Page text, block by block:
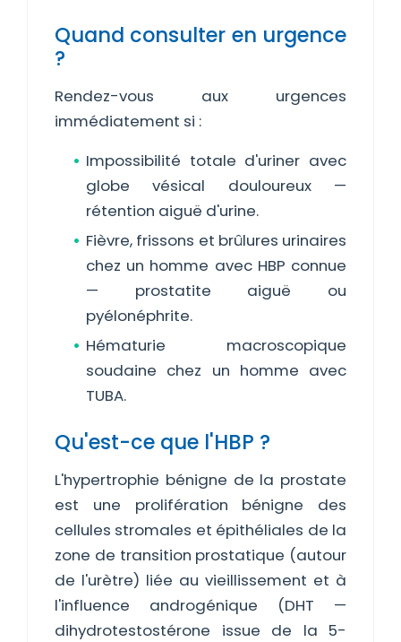
Quand consulter en urgence
?
Rendez-vous aux urgences
immédiatement si :
Impossibilité totale d'uriner avec
globe vésical douloureux —
rétention aiguë d'urine.
Fièvre, frissons et brûlures urinaires
chez un homme avec HBP connue
— prostatite aiguë ou
pyélonéphrite.
Hématurie macroscopique
soudaine chez un homme avec
TUBA.
Qu'est-ce que l'HBP ?
L'hypertrophie bénigne de la prostate
est une prolifération bénigne des
cellules stromales et épithéliales de la
zone de transition prostatique (autour
de l'urètre) liée au vieillissement et à
l'influence androgénique (DHT —
dihydrotestostérone issue de la 5-